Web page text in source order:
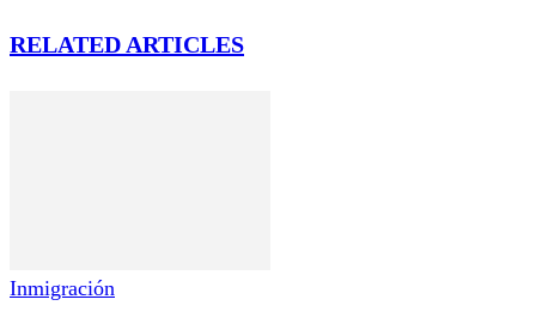
RELATED ARTICLES
Inmigración